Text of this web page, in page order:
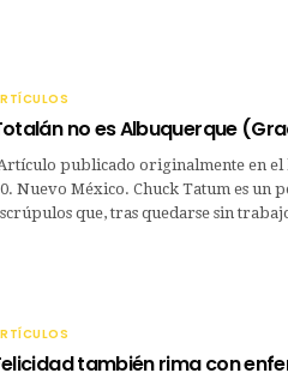
no es Albuquerque
publicado originalmente en el
Nuevo México. Chuck Tatum es un
que, tras quedarse sin
también rima con